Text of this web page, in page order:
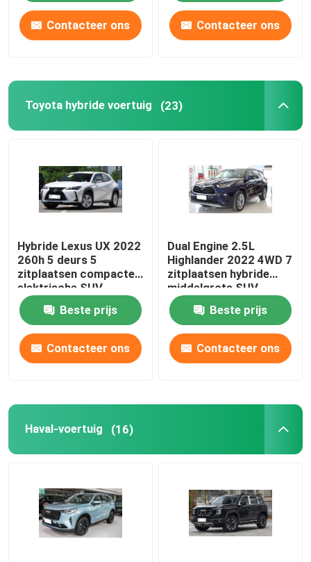
Volkswagen EV-voertuig
VOYAH elektrische auto
Xpeng EV-auto
De Elektrische Auto van ZEEKR
Benz EV-auto
Benz-benzinewagens
Contacteer ons Contacteer ons
Toyota hybride voertuig (23)
Hybride Lexus UX 2022
260h 5 deurs 5
zitplaatsen compacte
elektrische SUV
Beste prijs
Contacteer ons
Dual Engine 2.5L
Highlander 2022 4WD 7
zitplaatsen hybride
middelgrote SUV
Beste prijs
Contacteer ons
Haval-voertuig (16)